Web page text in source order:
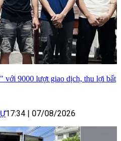
với 9000 lượt giao dịch, thu lợi bất
17:34 | 07/08/2026